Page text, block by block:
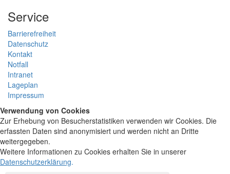
Service
Barrierefreiheit
Datenschutz
Kontakt
Notfall
Intranet
Lageplan
Impressum
Verwendung von Cookies
Zur Erhebung von Besucherstatistiken verwenden wir Cookies. Die
erfassten Daten sind anonymisiert und werden nicht an Dritte
weitergegeben.
Weitere Informationen zu Cookies erhalten Sie in unserer
Datenschutzerklärung.